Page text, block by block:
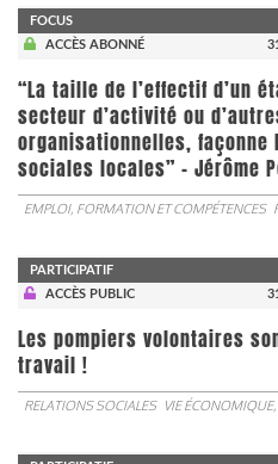
FOCUS
ACCÈS ABONNÉ
“La taille de l’effectif d’un
secteur d’activité ou
organisationnelles,
sociales locales” - Jérôme
EMPLOI, FORMATION ET COMPÉTENCES
PARTICIPATIF
ACCÈS PUBLIC
Les pompiers volontaires
travail !
RELATIONS SOCIALES VIE